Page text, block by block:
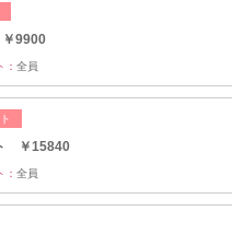
9900
： 全員
￥15840
： 全員